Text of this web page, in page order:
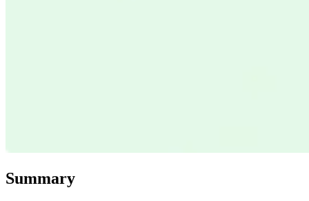
indirectosImpuestos sobre el carbono y tasas medioambientales
Summary